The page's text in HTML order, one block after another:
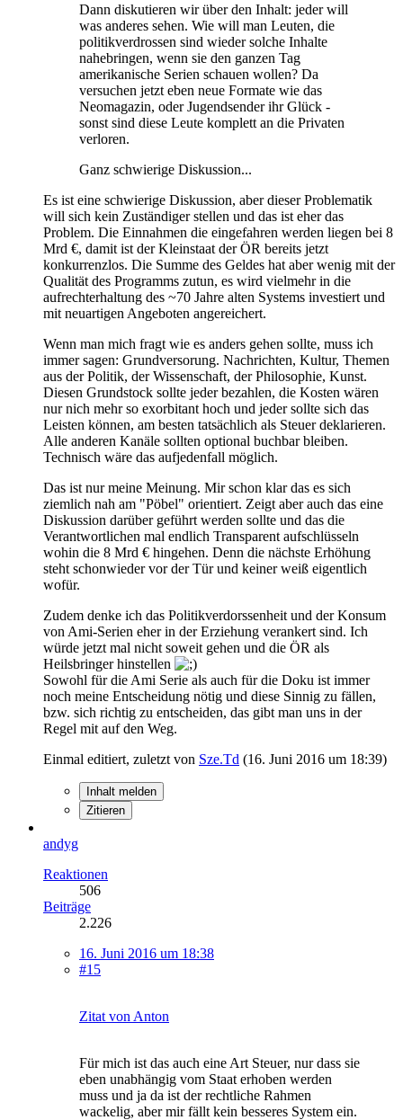
Dann diskutieren wir über den Inhalt: jeder will
was anderes sehen. Wie will man Leuten, die
politikverdrossen sind wieder solche Inhalte
nahebringen, wenn sie den ganzen Tag
amerikanische Serien schauen wollen? Da
versuchen jetzt eben neue Formate wie das
Neomagazin, oder Jugendsender ihr Glück -
sonst sind diese Leute komplett an die Privaten
verloren.
Ganz schwierige Diskussion...
Es ist eine schwierige Diskussion, aber dieser Problematik
will sich kein Zuständiger stellen und das ist eher das
Problem. Die Einnahmen die eingefahren werden liegen bei 8
Mrd €, damit ist der Kleinstaat der ÖR bereits jetzt
konkurrenzlos. Die Summe des Geldes hat aber wenig mit der
Qualität des Programms zutun, es wird vielmehr in die
aufrechterhaltung des ~70 Jahre alten Systems investiert und
mit neuartigen Angeboten angereichert.
Wenn man mich fragt wie es anders gehen sollte, muss ich
immer sagen: Grundversorung. Nachrichten, Kultur, Themen
aus der Politik, der Wissenschaft, der Philosophie, Kunst.
Diesen Grundstock sollte jeder bezahlen, die Kosten wären
nur nich mehr so exorbitant hoch und jeder sollte sich das
Leisten können, am besten tatsächlich als Steuer deklarieren.
Alle anderen Kanäle sollten optional buchbar bleiben.
Technisch wäre das aufjedenfall möglich.
Das ist nur meine Meinung. Mir schon klar das es sich
ziemlich nah am "Pöbel" orientiert. Zeigt aber auch das eine
Diskussion darüber geführt werden sollte und das die
Verantwortlichen mal endlich Transparent aufschlüsseln
wohin die 8 Mrd € hingehen. Denn die nächste Erhöhung
steht schonwieder vor der Tür und keiner weiß eigentlich
wofür.
Zudem denke ich das Politikverdorssenheit und der Konsum
von Ami-Serien eher in der Erziehung verankert sind. Ich
würde jetzt mal nicht soweit gehen und die ÖR als
Heilsbringer hinstellen
Sowohl für die Ami Serie als auch für die Doku ist immer
noch meine Entscheidung nötig und diese Sinnig zu fällen,
bzw. sich richtig zu entscheiden, das gibt man uns in der
Regel mit auf den Weg.
Einmal editiert, zuletzt von Sze.Td (16. Juni 2016 um 18:39)
Inhalt melden
Zitieren
andyg
Reaktionen
506
Beiträge
2.226
16. Juni 2016 um 18:38
#15
Zitat von Anton
Für mich ist das auch eine Art Steuer, nur dass sie
eben unabhängig vom Staat erhoben werden
muss und ja da ist der rechtliche Rahmen
wackelig, aber mir fällt kein besseres System ein.